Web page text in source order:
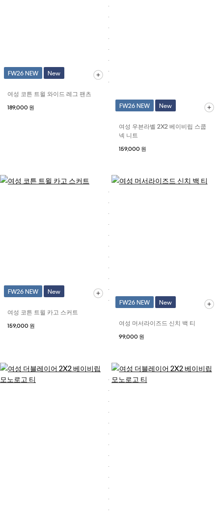
FW26 NEW New
여성 코튼 트윌 와이드 레그 팬츠
189,000 원 FW26 NEW New
여성 우븐라벨 2X2 베이비립 스쿱
넥 니트
159,000 원
FW26 NEW New
여성 코튼 트윌 카고 스커트
159,000 원
FW26 NEW New
여성 머서라이즈드 신치 백 티
99,000 원